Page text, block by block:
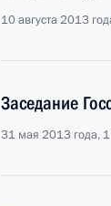
10 августа 2013
Заседание
31 мая 2013 года,